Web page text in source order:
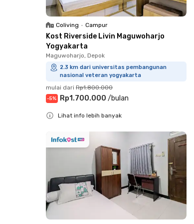
Coliving • Campur
Kost Riverside Livin Maguwoharjo
Yogyakarta
Maguwoharjo, Depok
2.3 km dari universitas pembangunan
nasional veteran yogyakarta
mulai dari Rp1.800.000
-5% Rp1.700.000 /bulan
Lihat info lebih banyak